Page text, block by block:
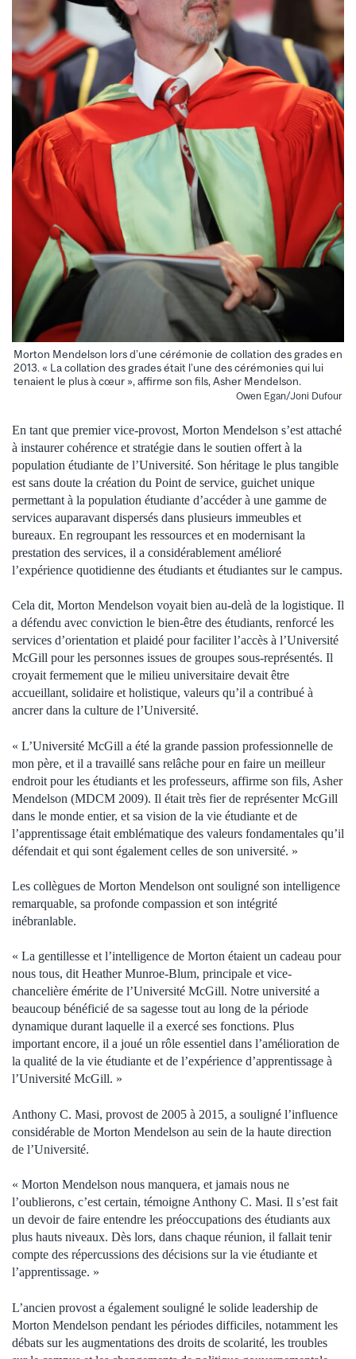
Morton Mendelson lors d’une cérémonie de collation des grades en
2013. « La collation des grades était l’une des cérémonies qui lui
tenaient le plus à cœur », affirme son fils, Asher Mendelson.
Owen Egan/Joni Dufour
En tant que premier vice-provost, Morton Mendelson s’est attaché
à instaurer cohérence et stratégie dans le soutien offert à la
population étudiante de l’Université. Son héritage le plus tangible
est sans doute la création du Point de service, guichet unique
permettant à la population étudiante d’accéder à une gamme de
services auparavant dispersés dans plusieurs immeubles et
bureaux. En regroupant les ressources et en modernisant la
prestation des services, il a considérablement amélioré
l’expérience quotidienne des étudiants et étudiantes sur le campus.
Cela dit, Morton Mendelson voyait bien au-delà de la logistique. Il
a défendu avec conviction le bien-être des étudiants, renforcé les
services d’orientation et plaidé pour faciliter l’accès à l’Université
McGill pour les personnes issues de groupes sous-représentés. Il
croyait fermement que le milieu universitaire devait être
accueillant, solidaire et holistique, valeurs qu’il a contribué à
ancrer dans la culture de l’Université.
« L’Université McGill a été la grande passion professionnelle de
mon père, et il a travaillé sans relâche pour en faire un meilleur
endroit pour les étudiants et les professeurs, affirme son fils, Asher
Mendelson (MDCM 2009). Il était très fier de représenter McGill
dans le monde entier, et sa vision de la vie étudiante et de
l’apprentissage était emblématique des valeurs fondamentales qu’il
défendait et qui sont également celles de son université. »
Les collègues de Morton Mendelson ont souligné son intelligence
remarquable, sa profonde compassion et son intégrité
inébranlable.
« La gentillesse et l’intelligence de Morton étaient un cadeau pour
nous tous, dit Heather Munroe-Blum, principale et vice-
chancelière émérite de l’Université McGill. Notre université a
beaucoup bénéficié de sa sagesse tout au long de la période
dynamique durant laquelle il a exercé ses fonctions. Plus
important encore, il a joué un rôle essentiel dans l’amélioration de
la qualité de la vie étudiante et de l’expérience d’apprentissage à
l’Université McGill. »
Anthony C. Masi, provost de 2005 à 2015, a souligné l’influence
considérable de Morton Mendelson au sein de la haute direction
de l’Université.
« Morton Mendelson nous manquera, et jamais nous ne
l’oublierons, c’est certain, témoigne Anthony C. Masi. Il s’est fait
un devoir de faire entendre les préoccupations des étudiants aux
plus hauts niveaux. Dès lors, dans chaque réunion, il fallait tenir
compte des répercussions des décisions sur la vie étudiante et
l’apprentissage. »
L’ancien provost a également souligné le solide leadership de
Morton Mendelson pendant les périodes difficiles, notamment les
débats sur les augmentations des droits de scolarité, les troubles